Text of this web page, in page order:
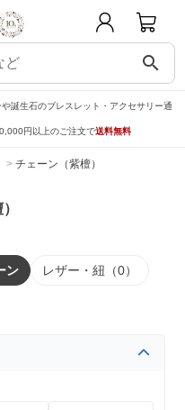
search
誕生石のブレスレット・アクセサリー通
円以上のご注文で送料無料
チェーン（紫檀）
ン レザー・紐（0）